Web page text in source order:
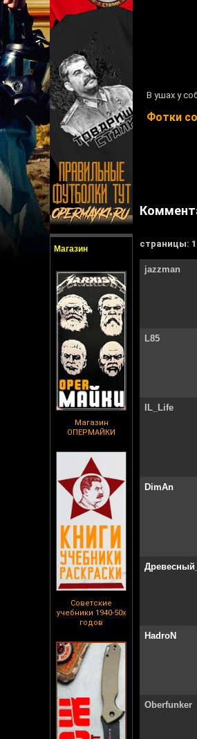
Магазин
Магазин
ОПЕРМАЙКИ
Советские
учебники 1940-50х
годов
В ушах у
Фотки
cтраницы: 1
jazzman
L85
IL_Life
DimAn
HadroN
Oberfunker